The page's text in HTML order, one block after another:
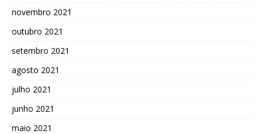
novembro 2021
outubro 2021
setembro 2021
agosto 2021
julho 2021
junho 2021
maio 2021